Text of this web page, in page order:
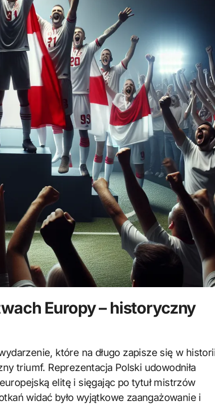
Europy – historyczny
triumf. Reprezentacja Polski udowodniła
elitę i sięgając po tytuł mistrzów
widać było wyjątkowe zaangażowanie i